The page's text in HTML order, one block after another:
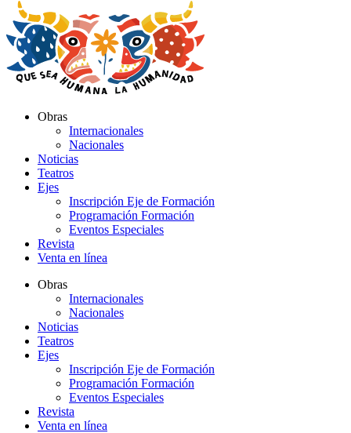
Obras
Internacionales
Nacionales
Noticias
Teatros
Ejes
Inscripción Eje de Formación
Programación Formación
Eventos Especiales
Revista
Venta en línea
Obras
Internacionales
Nacionales
Noticias
Teatros
Ejes
Inscripción Eje de Formación
Programación Formación
Eventos Especiales
Revista
Venta en línea